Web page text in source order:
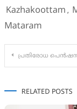
Kazhakoottam ,
Mataram
Post
പ്രതിരോധ പെൻഷൻകാർക്കായുള്ള ഡിജിറ്റൽ ലൈഫ് സർട്ടിഫിക്കറ്റ് കാമ്പെയ്ൻ
RELATED POSTS